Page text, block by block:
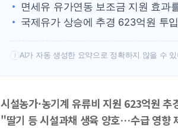
면세유 유가연동 보조금 지원 효과
국제유가 상승에 추경 623억원 투
! AI가 자동 생성한 요약으로 정확하지 않을 수 있
시설농가·농기계 유류비 지원 623억원 추
"딸기 등 시설과채 생육 양호…수급 영향